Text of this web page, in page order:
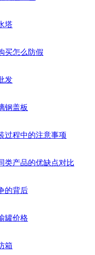
塔
买怎么防假
发
钢盖板
过程中的注意事项
类产品的优缺点对比
的背后
罐价格
箱